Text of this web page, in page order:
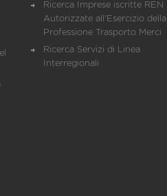
Ricerca Imprese iscritte REN
Autorizzate all'Esercizio della
Professione Trasporto Merci
Ricerca Servizi di Linea
Interregionali